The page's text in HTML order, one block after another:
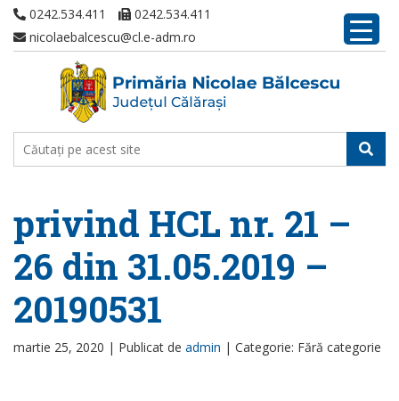
0242.534.411
0242.534.411
nicolaebalcescu@cl.e-adm.ro
privind HCL nr. 21 –
26 din 31.05.2019 –
20190531
martie 25, 2020 | Publicat de admin | Categorie: Fără categorie